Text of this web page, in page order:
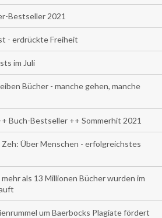
Bestseller 2021
- erdrückte Freiheit
im Juli
Bücher - manche gehen, manche
Buch-Bestseller ++ Sommerhit 2021
Über Menschen - erfolgreichstes
als 13 Millionen Bücher wurden im
um Baerbocks Plagiate fördert